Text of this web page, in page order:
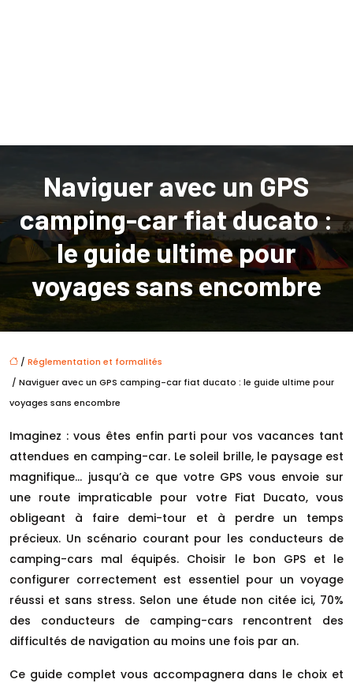
Naviguer avec un GPS
camping-car fiat ducato :
le guide ultime pour
voyages sans encombre
/ Réglementation et formalités
/ Naviguer avec un GPS camping-car fiat ducato : le guide ultime pour
voyages sans encombre
Imaginez : vous êtes enfin parti pour vos vacances tant
attendues en camping-car. Le soleil brille, le paysage est
magnifique… jusqu’à ce que votre GPS vous envoie sur
une route impraticable pour votre Fiat Ducato, vous
obligeant à faire demi-tour et à perdre un temps
précieux. Un scénario courant pour les conducteurs de
camping-cars mal équipés. Choisir le bon GPS et le
configurer correctement est essentiel pour un voyage
réussi et sans stress. Selon une étude non citée ici, 70%
des conducteurs de camping-cars rencontrent des
difficultés de navigation au moins une fois par an.
Ce guide complet vous accompagnera dans le choix et